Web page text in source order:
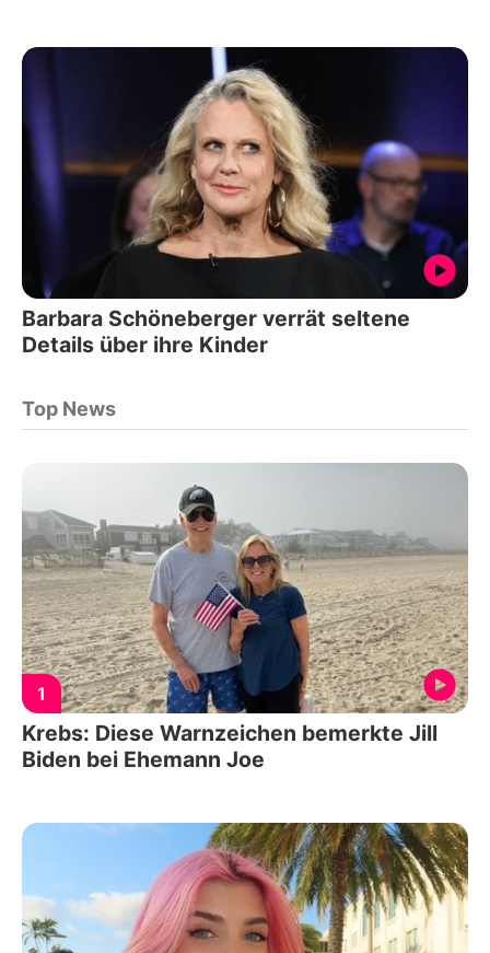
Barbara Schöneberger verrät seltene
Details über ihre Kinder
Top News
1
Krebs: Diese Warnzeichen bemerkte Jill
Biden bei Ehemann Joe